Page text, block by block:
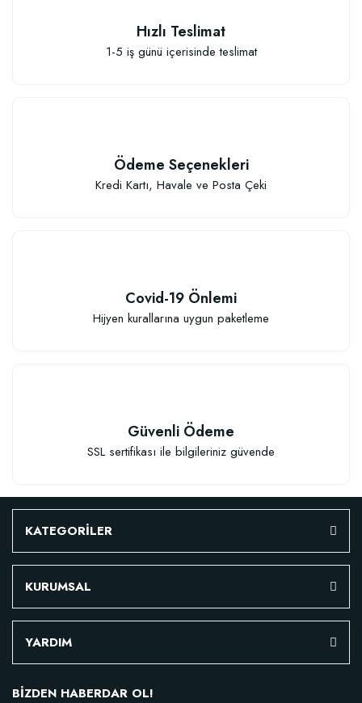
Hızlı Teslimat
1-5 iş günü içerisinde teslimat
Ödeme Seçenekleri
Kredi Kartı, Havale ve Posta Çeki
Covid-19 Önlemi
Hijyen kurallarına uygun paketleme
Güvenli Ödeme
SSL sertifikası ile bilgileriniz güvende
KATEGORİLER
KURUMSAL
YARDIM
BİZDEN HABERDAR OL!